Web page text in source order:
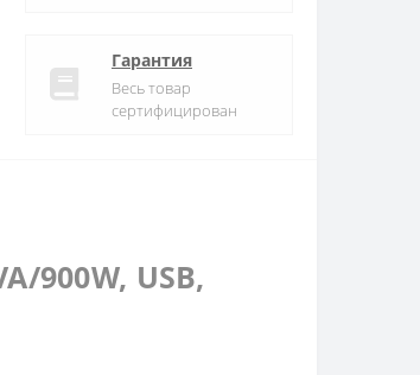
Гарантия
Весь товар
сертифицирован
900W, USB,